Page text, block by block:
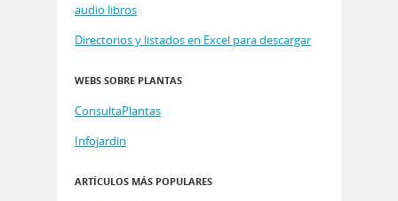
audio libros
Directorios y listados en Excel para descargar
WEBS SOBRE PLANTAS
ConsultaPlantas
Infojardin
ARTÍCULOS MÁS POPULARES